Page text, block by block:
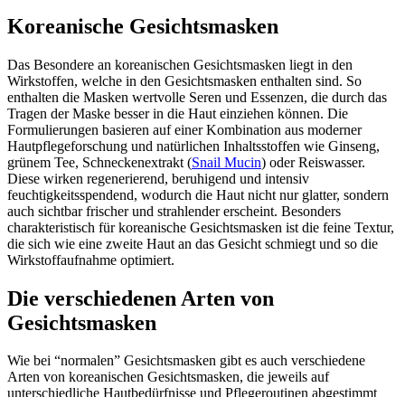
Koreanische Gesichtsmasken
Das Besondere an koreanischen Gesichtsmasken liegt in den
Wirkstoffen, welche in den Gesichtsmasken enthalten sind. So
enthalten die Masken wertvolle Seren und Essenzen, die durch das
Tragen der Maske besser in die Haut einziehen können. Die
Formulierungen basieren auf einer Kombination aus moderner
Hautpflegeforschung und natürlichen Inhaltsstoffen wie Ginseng,
grünem Tee, Schneckenextrakt (Snail Mucin) oder Reiswasser.
Diese wirken regenerierend, beruhigend und intensiv
feuchtigkeitsspendend, wodurch die Haut nicht nur glatter, sondern
auch sichtbar frischer und strahlender erscheint. Besonders
charakteristisch für koreanische Gesichtsmasken ist die feine Textur,
die sich wie eine zweite Haut an das Gesicht schmiegt und so die
Wirkstoffaufnahme optimiert.
Die verschiedenen Arten von
Gesichtsmasken
Wie bei “normalen” Gesichtsmasken gibt es auch verschiedene
Arten von koreanischen Gesichtsmasken, die jeweils auf
unterschiedliche Hautbedürfnisse und Pflegeroutinen abgestimmt